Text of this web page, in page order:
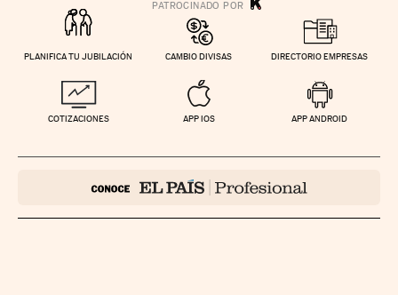
PLANIFICA TU JUBILACIÓN CAMBIO DIVISAS DIRECTORIO EMPRESAS
COTIZACIONES APP IOS APP ANDROID